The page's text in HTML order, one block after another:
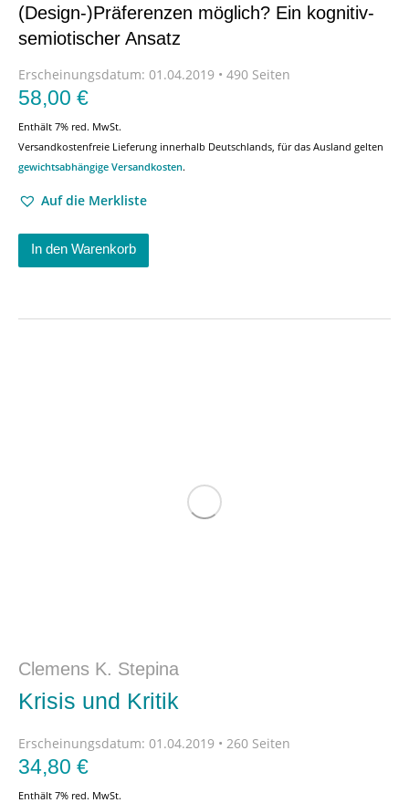
(Design-)Präferenzen möglich? Ein kognitiv-
semiotischer Ansatz
Erscheinungsdatum: 01.04.2019 • 490 Seiten
58,00 €
Enthält 7% red. MwSt.
Versandkostenfreie Lieferung innerhalb Deutschlands, für das Ausland gelten
gewichtsabhängige Versandkosten.
Auf die Merkliste
In den Warenkorb
Clemens K. Stepina
Krisis und Kritik
Erscheinungsdatum: 01.04.2019 • 260 Seiten
34,80 €
Enthält 7% red. MwSt.